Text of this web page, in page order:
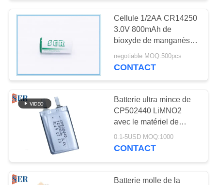
CITATION
SITE
PRIVACY
POLICY
Cellule 1/2AA CR14250
3.0V 800mAh de
bioxyde de manganèse
de lithium de Li MnO2
10 ans de durée de
negotiable MOQ:500pcs
CONTACT
Batterie ultra mince de
CP502440 LiMNO2
avec le matériel de
bioxyde de manganèse
de lithium
0.1-5USD MOQ:1000
CONTACT
Batterie molle de la